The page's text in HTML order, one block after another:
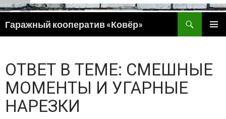
Гаражный кооператив «Ковёр»
ПЕРЕЙТИ
ОТВЕТ В ТЕМЕ: СМЕШНЫЕ
МОМЕНТЫ И УГАРНЫЕ
НАРЕЗКИ